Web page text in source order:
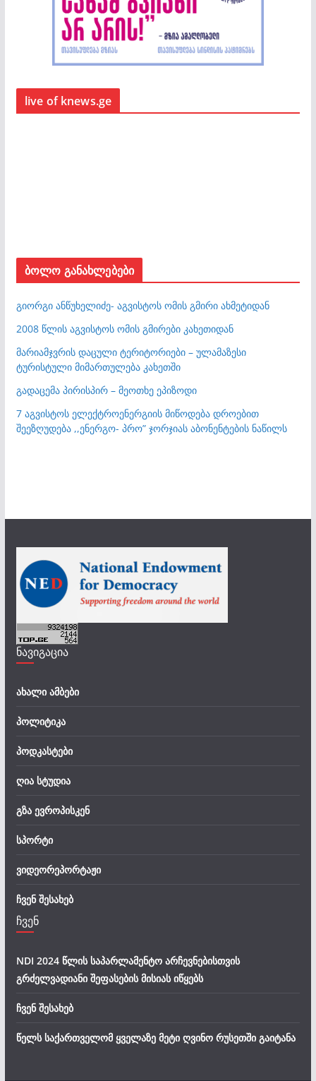
live of knews.ge
ბოლო განახლებები
გიორგი ანწუხელიძე- აგვისტოს ომის გმირი ახმეტიდან
2008 წლის აგვისტოს ომის გმირები კახეთიდან
მარიამჯვრის დაცული ტერიტორიები – ულამაზესი
ტურისტული მიმართულება კახეთში
გადაცემა პირისპირ – მეოთხე ეპიზოდი
7 აგვისტოს ელექტროენერგიის მიწოდება დროებით
შეეზღუდება ,,ენერგო- პრო” ჯორჯიას აბონენტების ნაწილს
ნავიგაცია
ახალი ამბები
პოლიტიკა
პოდკასტები
ღია სტუდია
გზა ევროპისკენ
სპორტი
ვიდეორეპორტაჟი
ჩვენ შესახებ
ჩვენ
NDI 2024 წლის საპარლამენტო არჩევნებისთვის
გრძელვადიანი შეფასების მისიას იწყებს
ჩვენ შესახებ
წელს საქართველომ ყველაზე მეტი ღვინო რუსეთში გაიტანა